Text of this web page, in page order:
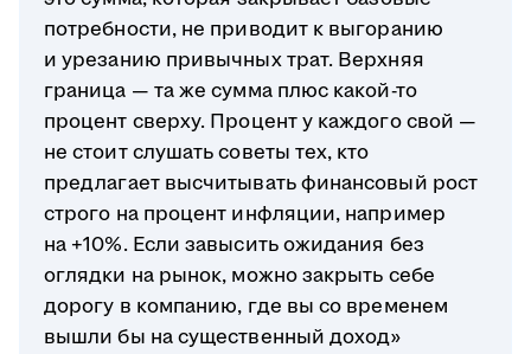
потребности, не приводит к выгоранию
и урезанию привычных трат. Верхняя
граница — та же сумма плюс какой-то
процент сверху. Процент у каждого свой —
не стоит слушать советы тех, кто
предлагает высчитывать финансовый рост
строго на процент инфляции, например
на +10%. Если завысить ожидания без
оглядки на рынок, можно закрыть себе
дорогу в компанию, где вы со временем
вышли бы на существенный доход»